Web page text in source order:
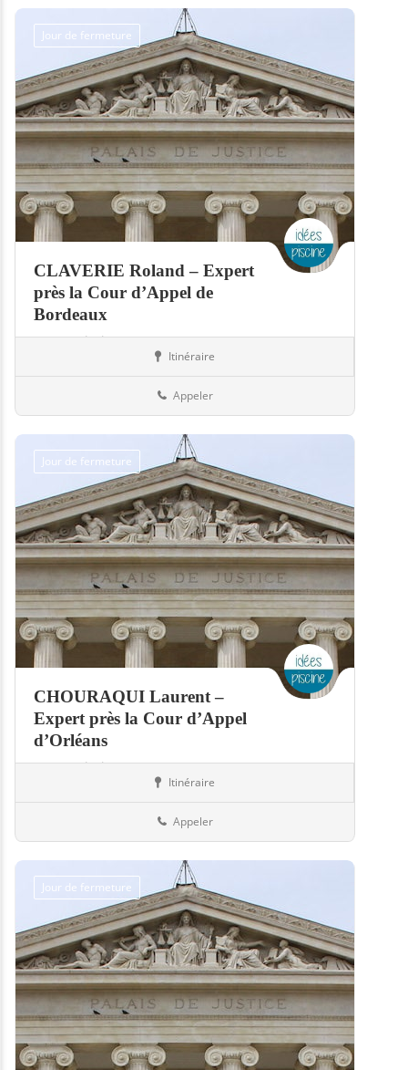
Jour de fermeture
CLAVERIE Roland – Expert
près la Cour d’Appel de
Bordeaux
Expert piscine
Itinéraire
Appeler
Jour de fermeture
CHOURAQUI Laurent –
Expert près la Cour d’Appel
d’Orléans
Expert piscine
Itinéraire
Appeler
Jour de fermeture